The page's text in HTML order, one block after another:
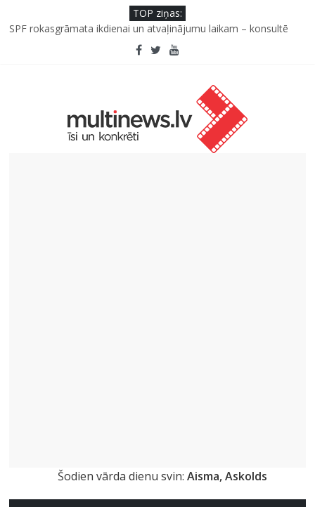
TOP ziņas:
Kad bērns atsakās no dārzeņiem: padomi un receptes, kas var
palīdzēt
SPF rokasgrāmata ikdienai un atvaļinājumu laikam – konsultē
Septiņas profesijas, kas izturēs mākslīgā intelekta laikmetu
Kāpēc padomju militāro mantojumu ir svarīgi izprast arī šodien
un kā to palīdz paveikt papildinātā realitāte
Šodien vārda dienu svin: Aisma, Askolds